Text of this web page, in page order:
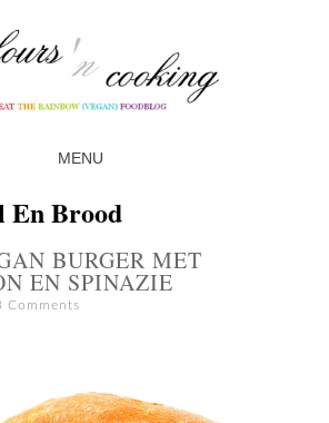
MENU
En Brood
BURGER MET
EN SPINAZIE
Comments